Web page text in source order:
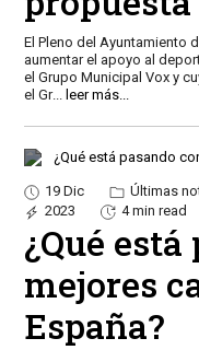
El Pleno del Ayuntamiento
aumentar el apoyo al
el Grupo Municipal Vox y
el Gr... leer más...
19 Dic Últimas
2023
4 min read
¿Qué
mejores casinos online en
España?